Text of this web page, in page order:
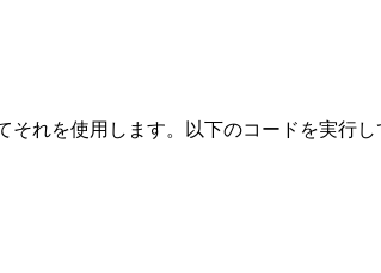
れを使用します。以下のコードを実行し